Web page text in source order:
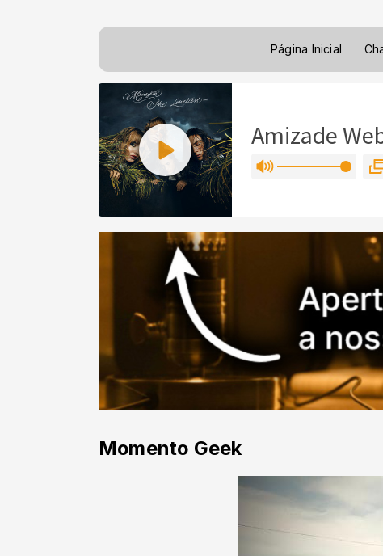
Página Inicial
Momento Geek